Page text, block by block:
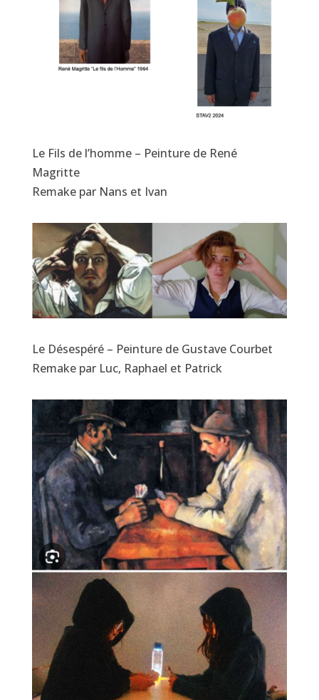
Le Fils de l’homme – Peinture de René
Magritte
Remake par Nans et Ivan
Le Désespéré – Peinture de Gustave Courbet
Remake par Luc, Raphael et Patrick